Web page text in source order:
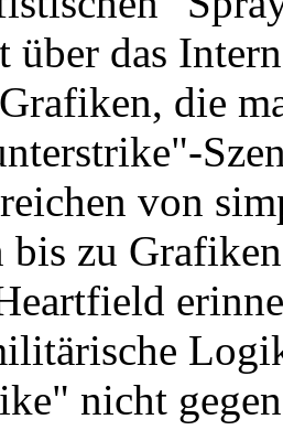
über das
die
von
bis zu
nicht